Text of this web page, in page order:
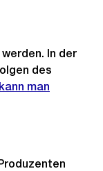
In der
des
man